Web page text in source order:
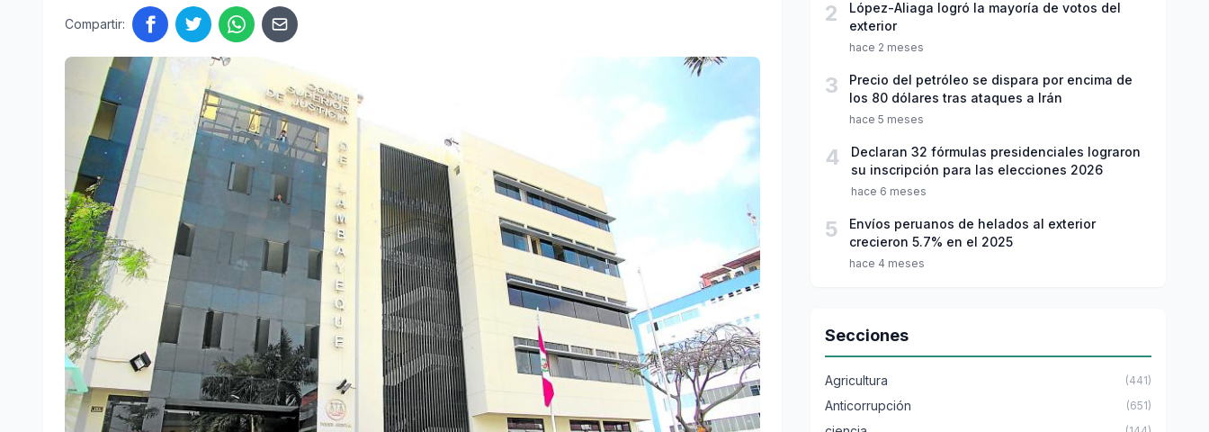
Compartir: 2
López-Aliaga logró la mayoría de votos del
exterior
hace 2 meses
3
Precio del petróleo se dispara por encima de
los 80 dólares tras ataques a Irán
hace 5 meses
4
Declaran 32 fórmulas presidenciales lograron
su inscripción para las elecciones 2026
hace 6 meses
5
Envíos peruanos de helados al exterior
crecieron 5.7% en el 2025
hace 4 meses
Secciones
Agricultura (441)
Anticorrupción (651)